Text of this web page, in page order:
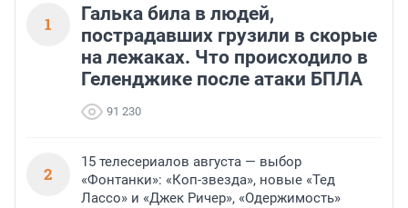
1
Галька била в людей,
пострадавших грузили в скорые
на лежаках. Что происходило в
Геленджике после атаки БПЛА
91 230
2
15 телесериалов августа — выбор
«Фонтанки»: «Коп-звезда», новые «Тед
Лассо» и «Джек Ричер», «Одержимость»